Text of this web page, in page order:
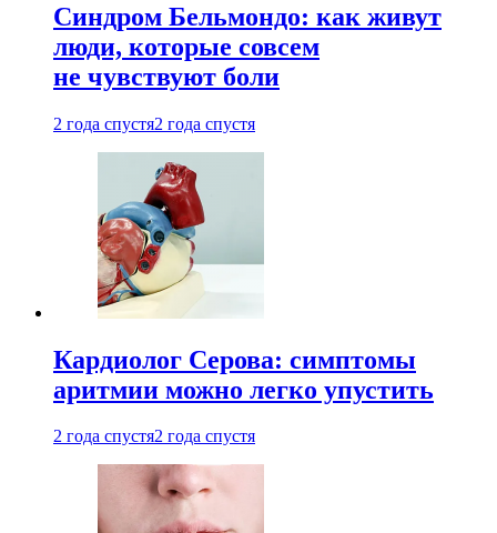
Синдром Бельмондо: как живут
люди, которые совсем
не чувствуют боли
2 года спустя2 года спустя
Кардиолог Серова: симптомы
аритмии можно легко упустить
2 года спустя2 года спустя